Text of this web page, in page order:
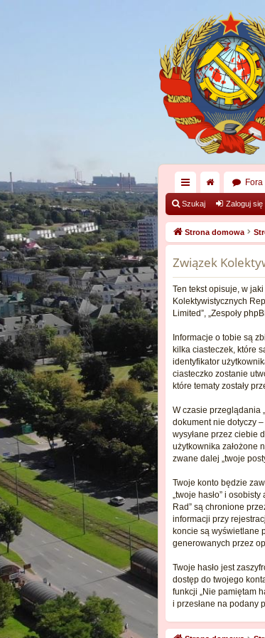
ię
ce
j
…
Fora
Szukaj Zaloguj się
Strona domowa
Związek
Ten tekst opisuje, w jaki
Kolektywistycznych
Limited”, „Zespoły
Informacje o tobie są
kilka ciasteczek, które
identyfikator
ciasteczko zostanie
które tematy zostały
W czasie przeglądania
dokument nie dotyczy
wysyłane przez ciebie
użytkownika założone
zwane dalej „twoje
Twoje konto będzie
„twoje hasło” i
Rad” są chronione
informacji przy
koncie są wyświetlane
generowanych przez
Twoje hasło jest
dostęp do twojego
funkcji „Nie pamiętam
i przesłane na podany